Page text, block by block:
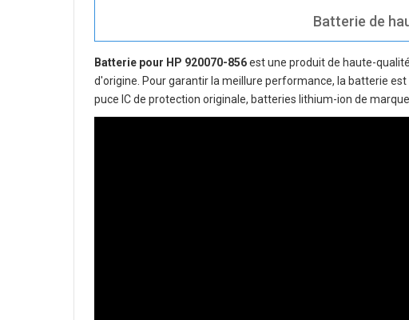
Batterie de
Batterie pour HP 920070-856est une produit de haute-
d'origine. Pour garantir la meillure performance, la batterie
puce IC de protection originale, batteries lithium-ion de marque.